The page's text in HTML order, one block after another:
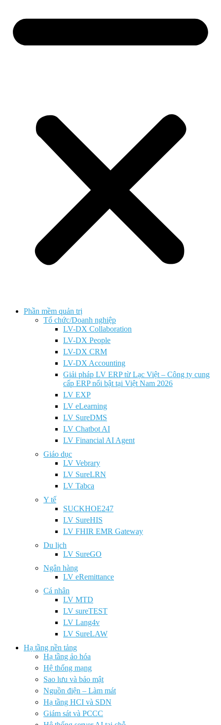
Phần mềm quản trị
Tổ chức/Doanh nghiệp
LV-DX Collaboration
LV-DX People
LV-DX CRM
LV-DX Accounting
Giải pháp LV ERP từ Lạc Việt – Công ty cung
cấp ERP nổi bật tại Việt Nam 2026
LV EXP
LV eLearning
LV SureDMS
LV Chatbot AI
LV Financial AI Agent
Giáo dục
LV Vebrary
LV SureLRN
LV Tabca
Y tế
SUCKHOE247
LV SureHIS
LV FHIR EMR Gateway
Du lịch
LV SureGO
Ngân hàng
LV eRemittance
Cá nhân
LV MTD
LV sureTEST
LV Lang4v
LV SureLAW
Hạ tầng nền tảng
Hạ tầng ảo hóa
Hệ thống mạng
Sao lưu và bảo mật
Nguồn điện – Làm mát
Hạ tầng HCI và SDN
Giám sát và PCCC